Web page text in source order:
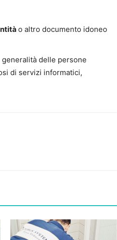
o altro documento idoneo
generalità delle persone
di servizi informatici,